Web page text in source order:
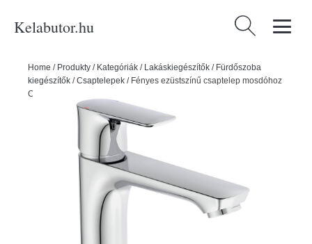
Kelabutor.hu Keresés:
Home / Produkty / Kategóriák / Lakáskiegészítők / Fürdőszoba
kiegészítők /Csaptelepek / Fényes ezüstszínű csaptelep mosdóhoz
Connect Air – Ideal Standard